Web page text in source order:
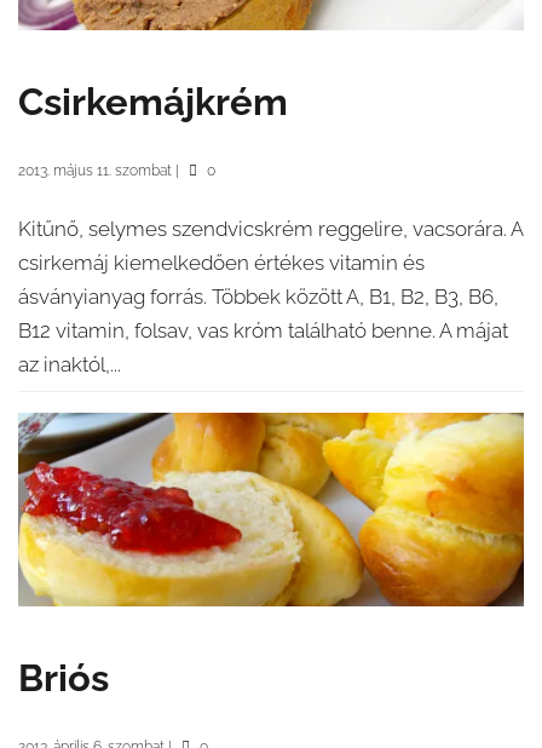
Csirkemájkrém
2013. május 11. szombat 0
Kitűnő, selymes szendvicskrém reggelire, vacsorára. A
csirkemáj kiemelkedően értékes vitamin és
ásványianyag forrás. Többek között A, B1, B2, B3, B6,
B12 vitamin, folsav, vas króm található benne. A májat
az inaktól,...
Briós